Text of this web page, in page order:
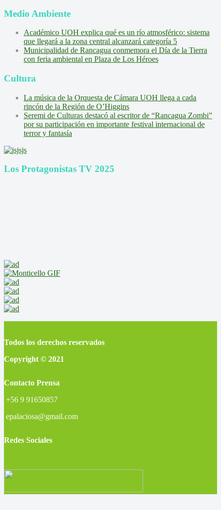
Medio Ambiente
Académico UOH explica qué es un río atmosférico: sistema
que llegará a la zona central alcanzará categoría 5
Municipalidad de Rancagua conmemora el Día de la Tierra
con feria ambiental en Plaza de Los Héroes
Cultura
La música de la Orquesta de Cámara UOH llega a cada
rincón de la Región de O’Higgins
Seremi de Culturas destacó al escritor de “Rancagua Zombi”
por su participación en importante festival internacional de
terror y fantasía
Los Protagonistas TV 2025
Todos los derechos reservados
Copyright © 2021
Contacto Prensa
+56 9 91650857
epalaciosa@gmail.com
Redes Sociales